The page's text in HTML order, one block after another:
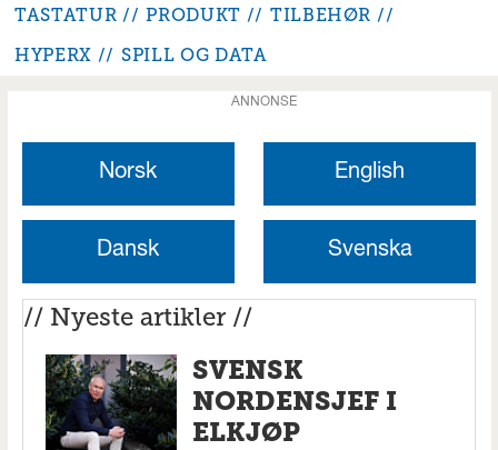
TASTATUR PRODUKT
TILBEHØR
HYPERX
SPILL OG DATA
ANNONSE
Norsk English
Dansk Svenska
// Nyeste artikler //
SVENSK
NORDENSJEF I
ELKJØP